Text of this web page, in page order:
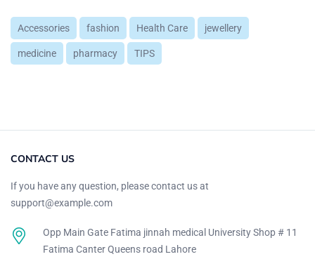
Accessories fashion Health Care jewellery
medicine pharmacy TIPS
CONTACT US
If you have any question, please contact us at
support@example.com
Opp Main Gate Fatima jinnah medical University Shop # 11
Fatima Canter Queens road Lahore